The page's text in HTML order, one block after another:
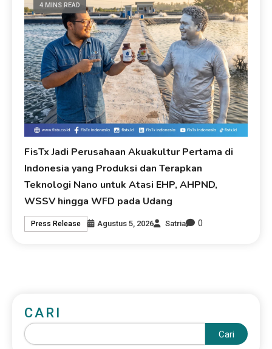
4 MINS READ
FisTx Jadi Perusahaan Akuakultur Pertama di
Indonesia yang Produksi dan Terapkan
Teknologi Nano untuk Atasi EHP, AHPND,
WSSV hingga WFD pada Udang
Press Release Agustus 5, 2026 Satria 0
CARI
Cari